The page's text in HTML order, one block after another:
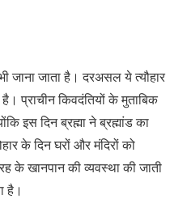
जाना जाता है। दरअसल ये त्यौहार
प्राचीन किवदंतियों के मुताबिक
इस दिन ब्रह्मा ने ब्रह्मांड का
के दिन घरों और मंदिरों को
के खानपान की व्यवस्था की जाती
है।